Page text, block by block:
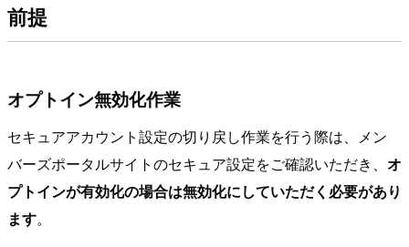
前提
オプトイン無効化作業
セキュアアカウント設定の切り戻し作業を行う際は、メン
バーズポータルサイトのセキュア設定をご確認いただき、 オ
プトインが有効化の場合は無効化にしていただく必要があり
ます。